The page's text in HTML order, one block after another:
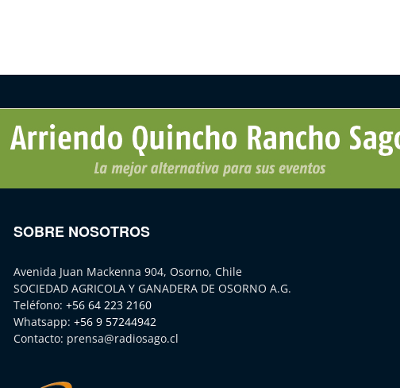
SOBRE NOSOTROS
Avenida Juan Mackenna 904, Osorno, Chile
SOCIEDAD AGRICOLA Y GANADERA DE OSORNO A.G.
Teléfono: +56 64 223 2160
Whatsapp: +56 9 57244942
Contacto: prensa@radiosago.cl